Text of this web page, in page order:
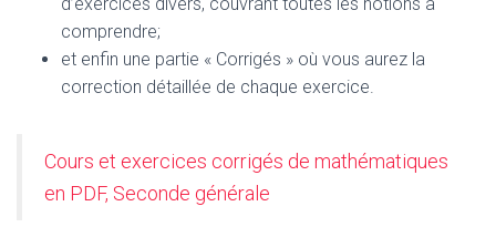
comprendre;
et enfin une partie « Corrigés » où vous aurez la
correction détaillée de chaque exercice.
Cours et exercices corrigés de mathématiques
en PDF, Seconde générale